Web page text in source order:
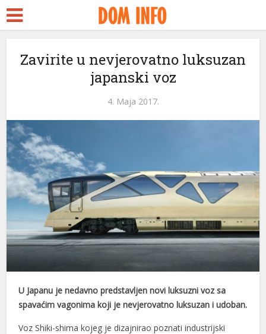
Zavirite u nevjerovatno luksuzan
japanski voz
4. Maja 2017.
U Japanu je nedavno predstavljen novi luksuzni voz sa
spavaćim vagonima koji je nevjerovatno luksuzan i udoban.
Voz Shiki-shima kojeg je dizajnirao poznati industrijski